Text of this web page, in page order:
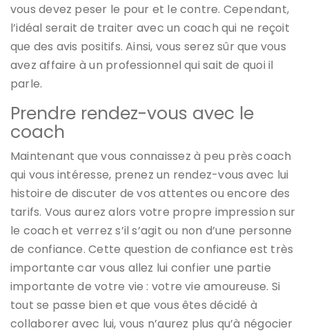
vous devez peser le pour et le contre. Cependant,
l’idéal serait de traiter avec un coach qui ne reçoit
que des avis positifs. Ainsi, vous serez sûr que vous
avez affaire à un professionnel qui sait de quoi il
parle.
Prendre rendez-vous avec le
coach
Maintenant que vous connaissez à peu près coach
qui vous intéresse, prenez un rendez-vous avec lui
histoire de discuter de vos attentes ou encore des
tarifs. Vous aurez alors votre propre impression sur
le coach et verrez s’il s’agit ou non d’une personne
de confiance. Cette question de confiance est très
importante car vous allez lui confier une partie
importante de votre vie : votre vie amoureuse. Si
tout se passe bien et que vous êtes décidé à
collaborer avec lui, vous n’aurez plus qu’à négocier